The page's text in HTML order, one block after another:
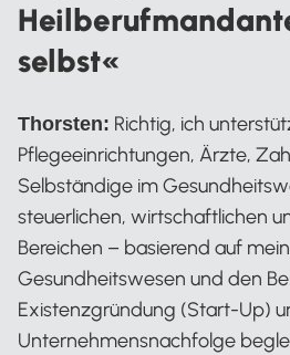
selbst«
Thorsten: Richtig, ich
Pflegeeinrichtungen, Ärzte,
Selbständige im
steuerlichen, wirtschaftlichen
Bereichen – basierend auf
Gesundheitswesen und den
Existenzgründung (Start-Up)
Unternehmensnachfolge